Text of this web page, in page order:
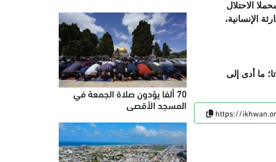
الاحتلال
الإنسانية،
ما أدى إلى
https://
70 ألفا يؤدون صلاة الجمعة في
المسجد الأقصى